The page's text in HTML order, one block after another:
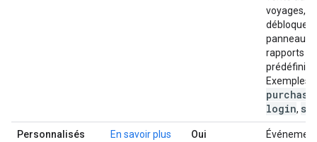
voyages,
panneaux
rapports
prédéfinis.
Exemples :
purchase
login,
Personnalisés En savoir plus Oui